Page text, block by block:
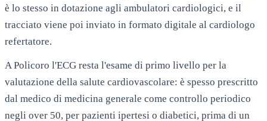
è lo stesso in dotazione agli ambulatori cardiologici, e il
tracciato viene poi inviato in formato digitale al cardiologo
refertatore.
A Policoro l'ECG resta l'esame di primo livello per la
valutazione della salute cardiovascolare: è spesso prescritto
dal medico di medicina generale come controllo periodico
negli over 50, per pazienti ipertesi o diabetici, prima di un